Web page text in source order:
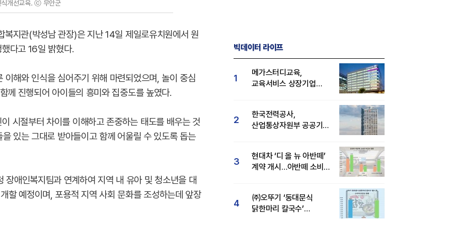
식개선교육. ⓒ 무안군
지관(박성남 관장)은 지난 14일 제일로유치원에서 원
다고 16일 밝혔다.
해와 인식을 심어주기 위해 마련되었으며, 놀이 중심
께 진행되어 아이들의 흥미와 집중도를 높였다.
시절부터 차이를 이해하고 존중하는 태도를 배우는 것
있는 그대로 받아들이고 함께 어울릴 수 있도록 돕는
장애인복지팀과 연계하여 지역 내 유아 및 청소년을 대
할 예정이며, 포용적 지역 사회 문화를 조성하는데 앞장
빅데이터 라이프
1
메가스터디교육,
교육서비스 상장기업
2
한국전력공사,
산업통상자원부 공공기관
3
현대차 ‘디 올 뉴 아반떼’
계약 개시…아반떼 소비자
4
㈜오뚜기 ‘동대문식
닭한마리 칼국수’